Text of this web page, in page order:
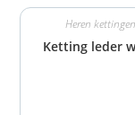
Heren kettingen
Ketting leder